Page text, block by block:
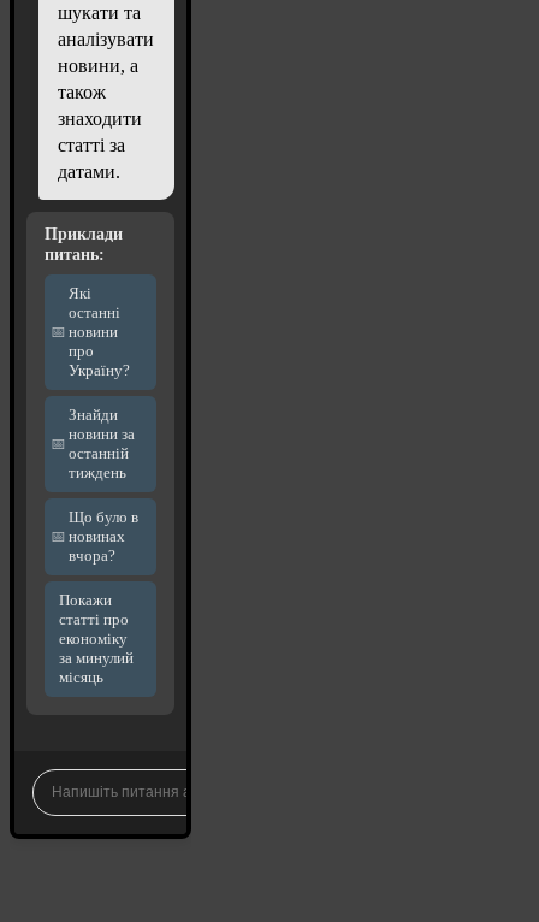
шукати та
аналізувати
новини, а
також
знаходити
статті за
датами.
Приклади
питань:
Які
останні
новини
про
Україну?
Знайди
новини за
останній
тиждень
Що було в
новинах
вчора?
Покажи
статті про
економіку
за минулий
місяць